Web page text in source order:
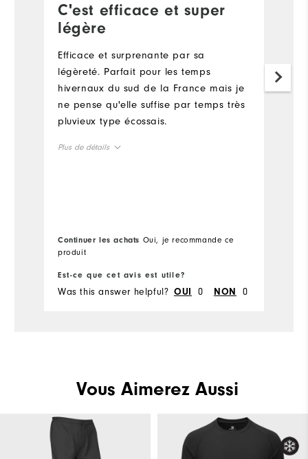
C'est efficace et super
légère
Efficace et surprenante par sa
légèreté. Parfait pour les temps
hivernaux du sud de la France mais je
ne pense qu'elle suffise par temps très
pluvieux type écossais.
Plus de détails
Continuer les achats Oui, je recommande ce
produit
Est-ce que cet avis est utile?
Was this answer helpful? OUI 0 NON 0
Vous Aimerez Aussi